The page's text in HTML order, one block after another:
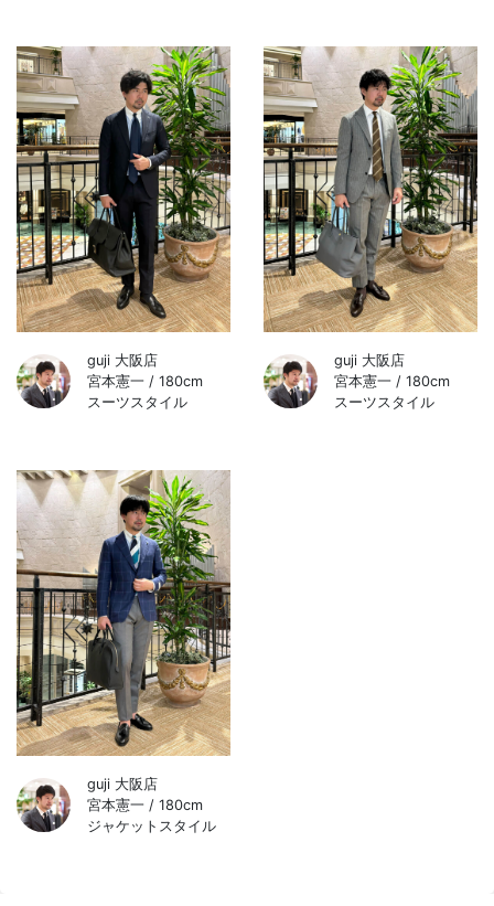
guji 大阪店
宮本憲一 / 180cm
スーツスタイル
guji 大阪店
宮本憲一 / 180cm
スーツスタイル
guji 大阪店
宮本憲一 / 180cm
ジャケットスタイル